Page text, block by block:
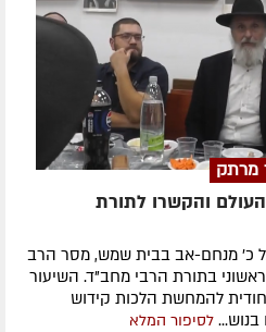
מרתק
והקשרו לתורת
כ' מנחם-אב בבית שמש, מסר הרב
בתורת הרבי מחב"ד. השיעור
להמחשת הלכות קידוש
לסיפור המלא